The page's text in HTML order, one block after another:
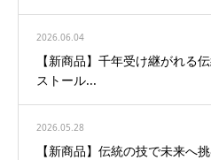
2026.06.04
【新商品】千年受け継がれる
ストール...
2026.05.28
【新商品】伝統の技で未来へ